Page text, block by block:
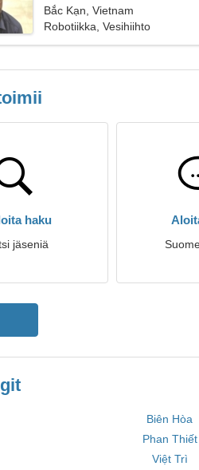
Bắc Kạn, Vietnam
Robotiikka, Vesihiihto
haku
jäseniä
Biên Hòa
Phan Thiết
Việt Trì